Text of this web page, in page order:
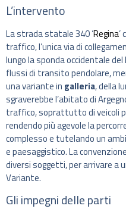
L’intervento
La strada statale 340 ‘Regina
traffico, l’unica via di
lungo la sponda occidentale
flussi di transito pendolare,
una variante in galleria, della
sgraverebbe l’abitato di
traffico, soprattutto di veicoli
rendendo più agevole la
complesso e tutelando un
e paesaggistico. La
diversi soggetti, per arrivare a
Variante.
Gli impegni delle parti